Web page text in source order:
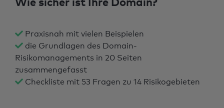
Praxisnah mit vielen Beispielen
die Grundlagen des Domain-
Risikomanagements in 20 Seiten
zusammengefasst
Checkliste mit 53 Fragen zu 14 Risikogebieten